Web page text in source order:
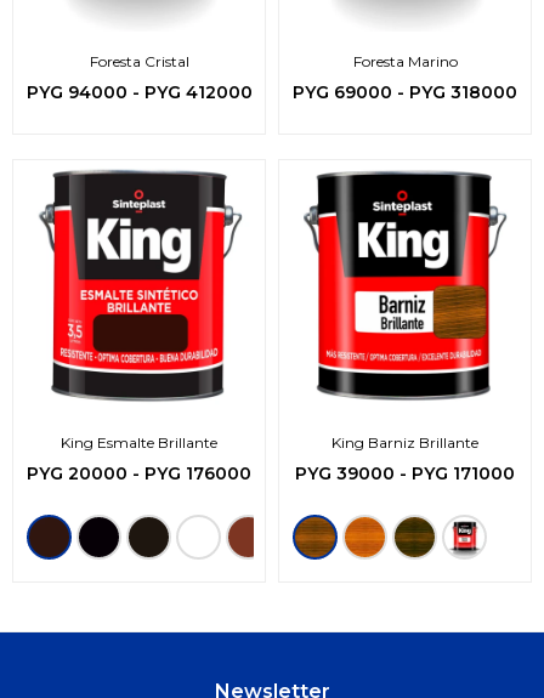
Foresta Cristal
PYG 94000 - PYG 412000
Foresta Marino
PYG 69000 - PYG 318000
King Esmalte Brillante
PYG 20000 - PYG 176000
King Barniz Brillante
PYG 39000 - PYG 171000
Newsletter